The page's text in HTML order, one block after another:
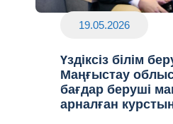
19.05.2026
Үздіксіз білім
Маңғыстау
бағдар беруші
арналған